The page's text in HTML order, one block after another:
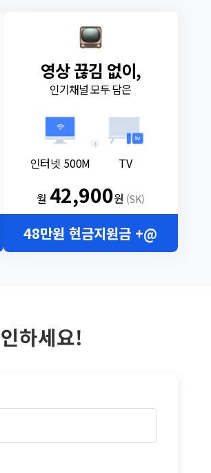
영상 끊김 없이,
인기채널 모두 담은
인터넷 500M
+
TV
월 42,900원 (SK)
48만원 현금지원금 +@
하세요!